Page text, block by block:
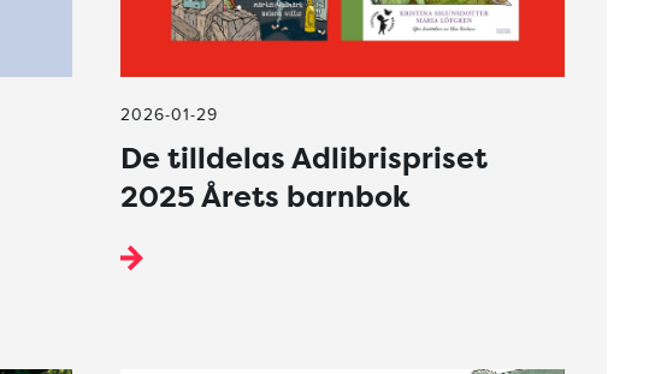
2026-01-29
De tilldelas Adlibrispriset
2025 Årets barnbok